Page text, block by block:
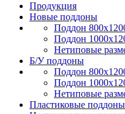
Продукция
Новые поддоны
Поддон
Поддон
Нетиповые
Б/У поддоны
Поддон
Поддон
Нетиповые
Пластиковые поддоны